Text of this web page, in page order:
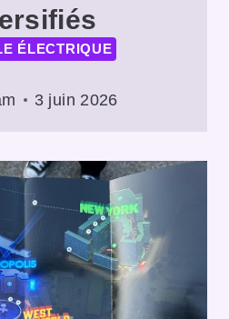
ÉLECTRIQUE
3 juin 2026